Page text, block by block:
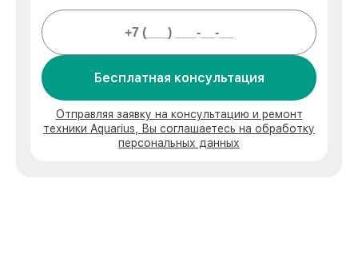
Бесплатная консультация
Отправляя заявку на консультацию и ремонт
техники Aquarius, Вы соглашаетесь на обработку
персональных данных